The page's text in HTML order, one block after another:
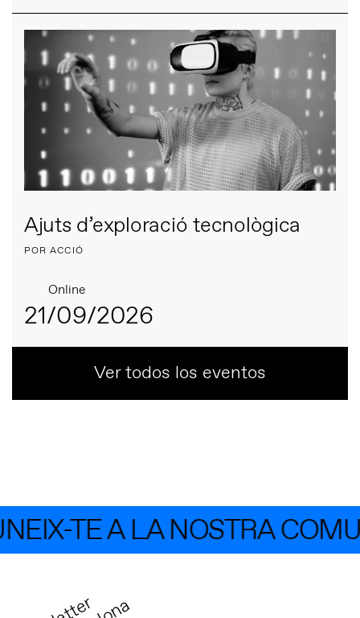
Ajuts d’exploració tecnològica
POR ACCIÓ
Online
21/09/2026
Ver todos los eventos
TE A LA NOSTRA